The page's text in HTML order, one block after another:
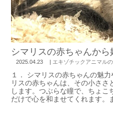
シマリスの赤ちゃんから
2025.04.23 | エキゾチックアニマル
１． シマリスの赤ちゃんの魅
リスの赤ちゃんは、その小ささ
します。つぶらな瞳で、ちょこ
だけで心を和ませてくれます。